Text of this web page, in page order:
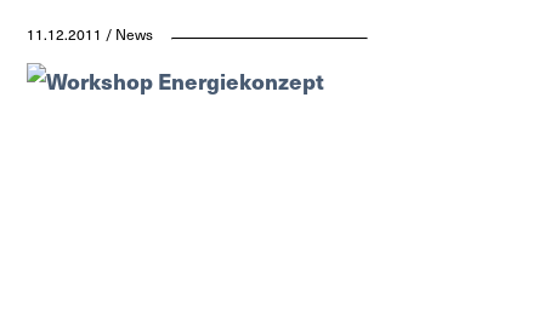
11.12.2011 / News